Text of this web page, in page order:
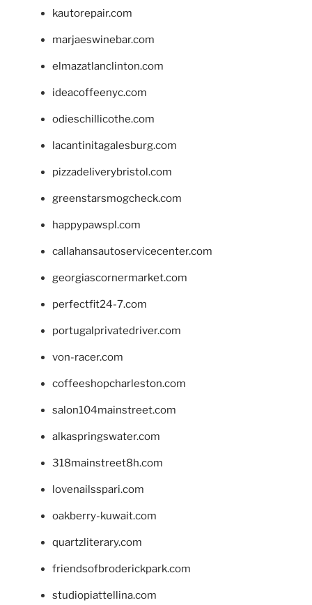
kautorepair.com
marjaeswinebar.com
elmazatlanclinton.com
ideacoffeenyc.com
odieschillicothe.com
lacantinitagalesburg.com
pizzadeliverybristol.com
greenstarsmogcheck.com
happypawspl.com
callahansautoservicecenter.com
georgiascornermarket.com
perfectfit24-7.com
portugalprivatedriver.com
von-racer.com
coffeeshopcharleston.com
salon104mainstreet.com
alkaspringswater.com
318mainstreet8h.com
lovenailsspari.com
oakberry-kuwait.com
quartzliterary.com
friendsofbroderickpark.com
studiopiattellina.com